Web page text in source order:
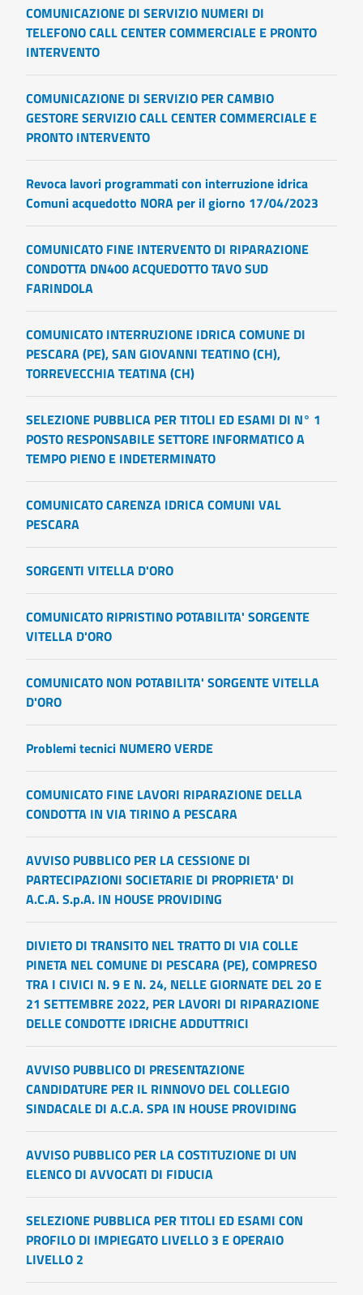
COMUNICAZIONE DI SERVIZIO NUMERI DI
TELEFONO CALL CENTER COMMERCIALE E PRONTO
INTERVENTO
COMUNICAZIONE DI SERVIZIO PER CAMBIO
GESTORE SERVIZIO CALL CENTER COMMERCIALE E
PRONTO INTERVENTO
Revoca lavori programmati con interruzione idrica
Comuni acquedotto NORA per il giorno 17/04/2023
COMUNICATO FINE INTERVENTO DI RIPARAZIONE
CONDOTTA DN400 ACQUEDOTTO TAVO SUD
FARINDOLA
COMUNICATO INTERRUZIONE IDRICA COMUNE DI
PESCARA (PE), SAN GIOVANNI TEATINO (CH),
TORREVECCHIA TEATINA (CH)
SELEZIONE PUBBLICA PER TITOLI ED ESAMI DI N° 1
POSTO RESPONSABILE SETTORE INFORMATICO A
TEMPO PIENO E INDETERMINATO
COMUNICATO CARENZA IDRICA COMUNI VAL
PESCARA
SORGENTI VITELLA D'ORO
COMUNICATO RIPRISTINO POTABILITA' SORGENTE
VITELLA D'ORO
COMUNICATO NON POTABILITA' SORGENTE VITELLA
D'ORO
Problemi tecnici NUMERO VERDE
COMUNICATO FINE LAVORI RIPARAZIONE DELLA
CONDOTTA IN VIA TIRINO A PESCARA
AVVISO PUBBLICO PER LA CESSIONE DI
PARTECIPAZIONI SOCIETARIE DI PROPRIETA' DI
A.C.A. S.p.A. IN HOUSE PROVIDING
DIVIETO DI TRANSITO NEL TRATTO DI VIA COLLE
PINETA NEL COMUNE DI PESCARA (PE), COMPRESO
TRA I CIVICI N. 9 E N. 24, NELLE GIORNATE DEL 20 E
21 SETTEMBRE 2022, PER LAVORI DI RIPARAZIONE
DELLE CONDOTTE IDRICHE ADDUTTRICI
AVVISO PUBBLICO DI PRESENTAZIONE
CANDIDATURE PER IL RINNOVO DEL COLLEGIO
SINDACALE DI A.C.A. SPA IN HOUSE PROVIDING
AVVISO PUBBLICO PER LA COSTITUZIONE DI UN
ELENCO DI AVVOCATI DI FIDUCIA
SELEZIONE PUBBLICA PER TITOLI ED ESAMI CON
PROFILO DI IMPIEGATO LIVELLO 3 E OPERAIO
LIVELLO 2